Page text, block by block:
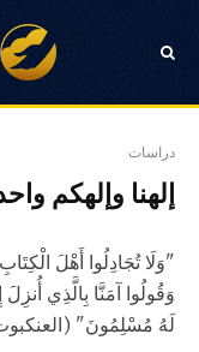
دراسات
إلهنا وإلهكم
"وَلَا تُجَادِلُوا أَهْلَ
وَقُولُوا آمَنَّا بِالَّذِي
لَهُ مُسْلِمُونَ" (العنكبوت 29: